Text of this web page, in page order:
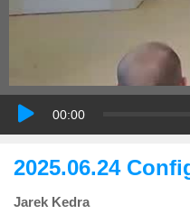
00:00
2025.06.24
Jarek Kedra